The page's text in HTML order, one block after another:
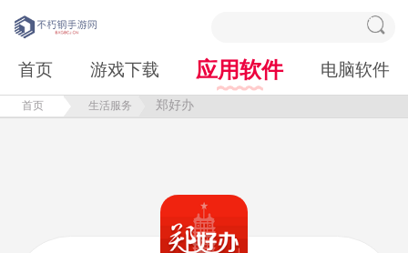
首页 游戏下载 应用软件 电脑软件
首页 生活服务 郑好办